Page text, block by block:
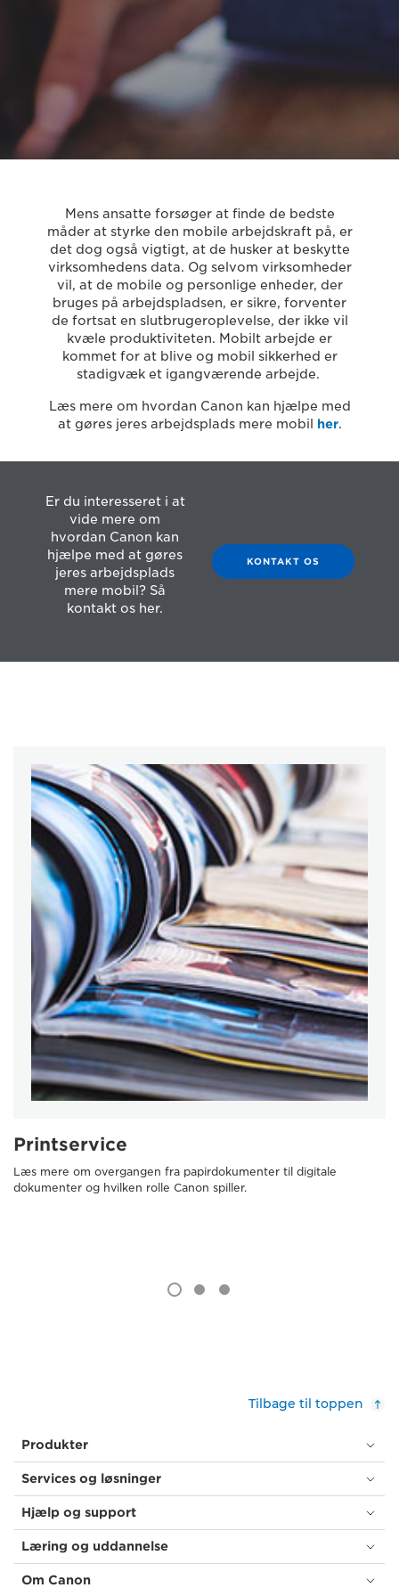
Mens ansatte forsøger at finde de bedste
måder at styrke den mobile arbejdskraft på, er
det dog også vigtigt, at de husker at beskytte
virksomhedens data. Og selvom virksomheder
vil, at de mobile og personlige enheder, der
bruges på arbejdspladsen, er sikre, forventer
de fortsat en slutbrugeroplevelse, der ikke vil
kvæle produktiviteten. Mobilt arbejde er
kommet for at blive og mobil sikkerhed er
stadigvæk et igangværende arbejde.
Læs mere om hvordan Canon kan hjælpe med
at gøres jeres arbejdsplads mere mobil her.
Er du interesseret i at
vide mere om
hvordan Canon kan
hjælpe med at gøres
jeres arbejdsplads
mere mobil? Så
kontakt os her.
KONTAKT OS
Printservice
Læs mere om overgangen fra papirdokumenter til digitale
dokumenter og hvilken rolle Canon spiller.
Tilbage til toppen
Produkter
Services og løsninger
Hjælp og support
Læring og uddannelse
Om Canon